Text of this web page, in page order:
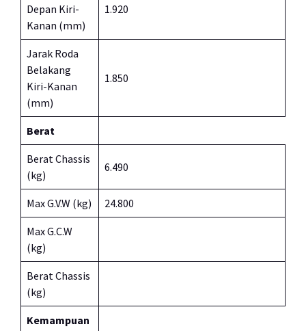
Depan Kiri-
Kanan (mm)
1.920
Jarak Roda
Belakang
Kiri-Kanan
(mm)
1.850
Berat
Berat Chassis
(kg)
6.490
Max G.V.W (kg) 24.800
Max G.C.W
(kg)
Berat Chassis
(kg)
Kemampuan